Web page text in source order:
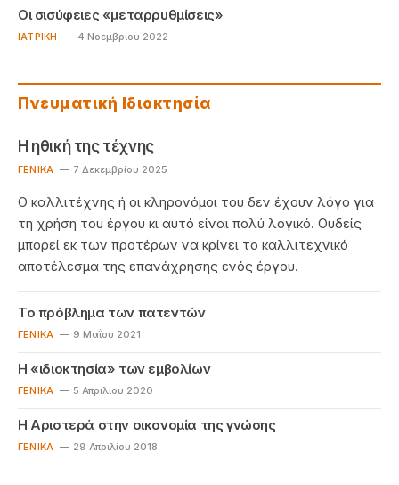
Οι σισύφειες «μεταρρυθμίσεις»
ΙΑΤΡΙΚΉ 4 Νοεμβρίου 2022
Πνευματική Ιδιοκτησία
Η ηθική της τέχνης
ΓΕΝΙΚΆ 7 Δεκεμβρίου 2025
Ο καλλιτέχνης ή οι κληρονόμοι του δεν έχουν λόγο για
τη χρήση του έργου κι αυτό είναι πολύ λογικό. Ουδείς
μπορεί εκ των προτέρων να κρίνει το καλλιτεχνικό
αποτέλεσμα της επανάχρησης ενός έργου.
Το πρόβλημα των πατεντών
ΓΕΝΙΚΆ 9 Μαΐου 2021
Η «ιδιοκτησία» των εμβολίων
ΓΕΝΙΚΆ 5 Απριλίου 2020
Η Αριστερά στην οικονομία της γνώσης
ΓΕΝΙΚΆ 29 Απριλίου 2018